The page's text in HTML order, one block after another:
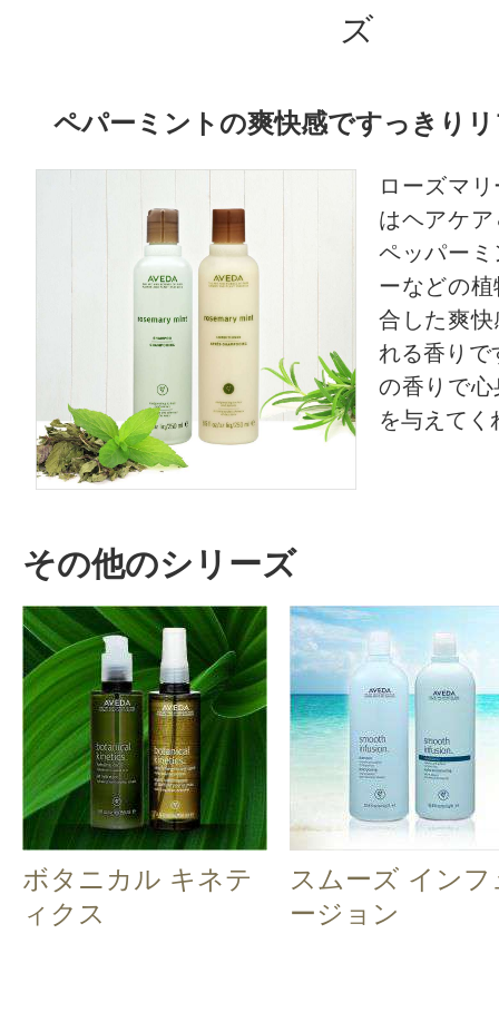
すべての2件のクチコミを見る
このコスメのレビューを書いて
クチコミを投稿する
CT会員様は、
マイページの「購
らクチコミ投稿すると1 商品に
ントプレゼント！
ズ
ペパーミントの爽快感ですっきり
ローズマ
はヘアケ
ペッパー
ーなどの
合した爽
れる香りで
の香りで
を与えてく
その他のシリーズ
ボタニカル キネテ
ィクス
スムーズ インフ
ージョン